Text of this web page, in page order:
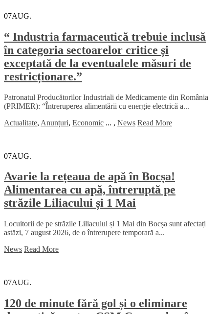
07AUG.
“ Industria farmaceutică trebuie inclusă
în categoria sectoarelor critice și
exceptată de la eventualele măsuri de
restricționare.”
Patronatul Producătorilor Industriali de Medicamente din România
(PRIMER): “Întreruperea alimentării cu energie electrică a...
Actualitate, Anunțuri, Economic ... , News Read More
07AUG.
Avarie la rețeaua de apă în Bocșa!
Alimentarea cu apă, întreruptă pe
străzile Liliacului și 1 Mai
Locuitorii de pe străzile Liliacului și 1 Mai din Bocșa sunt afectați
astăzi, 7 august 2026, de o întrerupere temporară a...
News Read More
07AUG.
120 de minute fără gol și o eliminare